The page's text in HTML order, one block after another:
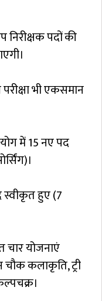
निरीक्षक पदों की
भी एकसमान
में 15 नए पद
स्वीकृत हुए (7
चार योजनाएं
कलाकृति, ट्री